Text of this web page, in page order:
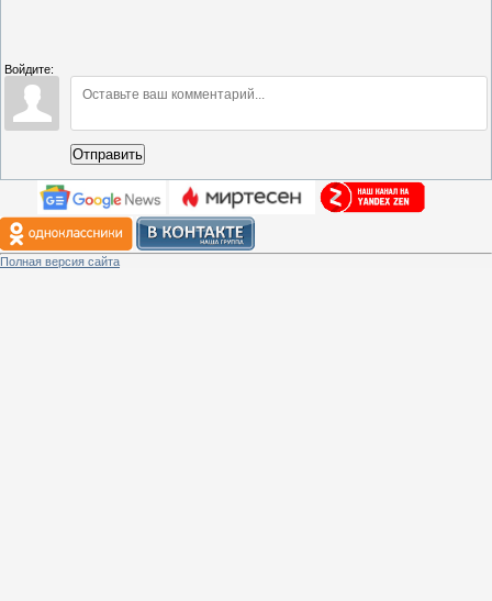
Войдите:
Отправить
Полная версия сайта